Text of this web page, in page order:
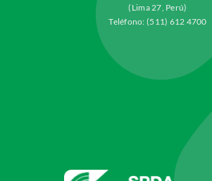
(Lima 27, Perú)
Teléfono: (511) 612 4700